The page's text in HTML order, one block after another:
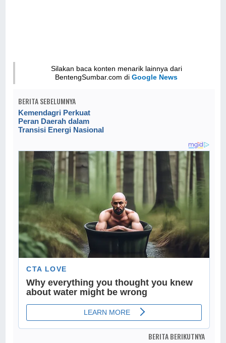
Silakan baca konten menarik lainnya dari
BentengSumbar.com diGoogle News
BERITA SEBELUMNYA
Kemendagri Perkuat
Peran Daerah dalam
Transisi Energi Nasional
BERITA BERIKUTNYA